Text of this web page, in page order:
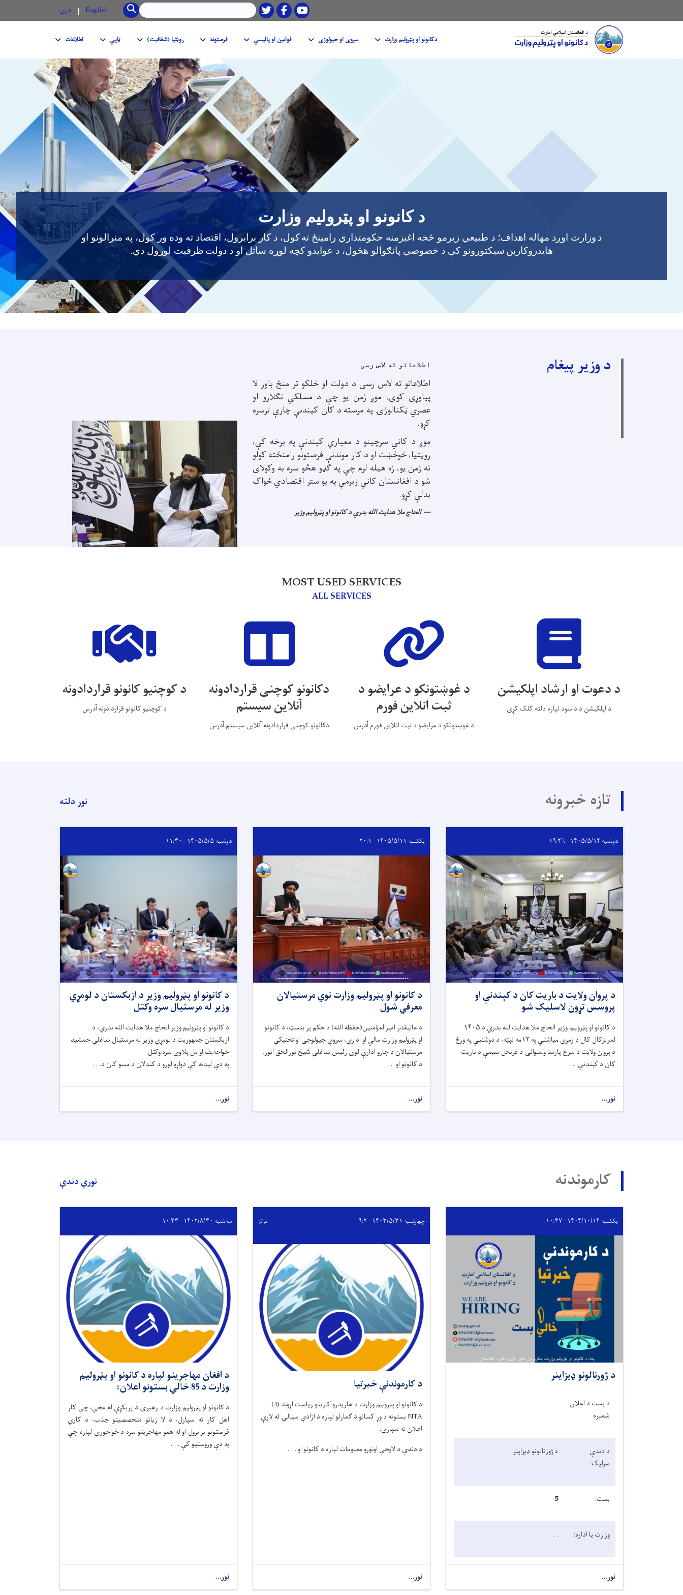
content
Youtube
Facebook
Twitter
لټون SEARCH
English دری
Main navigation دکانونو او پټرولیم وزارت سروی او جیولوژي قوانین او پالیسي فرصتونه روڼتیا (شفافیت) ټاپي اطلاعات
د کانونو او پټرولیم وزارت
د وزارت اوږد مهاله اهداف؛ د طبیعي زیرمو څخه اغیزمنه حکومتداري رامینځ تهکول، د کار برابرول، اقتصاد ته وده ور کول، په منرالونو او
هايدروکاربن سیکتورونو کې د خصوصي پانګوالو هڅول، د عوایدو کچه لوړه ساتل او د دولت ظرفیت لوړول دي.
د وزیر پیغام اطلاعاتو ته لاس رسی
اطلاعاتو ته لاس رسی د دولت او خلکو تر منځ باور لا
پیاوړی کوي، موږ ژمن یو چې د مسلکي تګلارو او
عصري ټکنالوژۍ په مرسته د کان کیندنې چارې ترسره
کړو.
موږ د کاني سرچینو د معیاري کیندنې په برخه کې،
روڼتیا، خوځښت او د کار موندنې فرصتونو رامنځته کولو
ته ژمن یو، زه هیله لرم چې په ګډو هڅو سره به وکولای
شو د افغانستان کاني زېرمې په یو ستر اقتصادي ځواک
بدلې کړو.
الحاج ملا هدایت الله بدري د کانونو او پټرولیم وزیر
MOST USED SERVICES
ALL SERVICES
د دعوت او ارشاد اپلکیشن
د اپلکیشن د دانلود لپاره دلته کلک کړی
د غوښتونکو د عرایضو د
ثبت انلاین فورم
د غوښتونکو د عرایضو د ثبت انلاین فورم آدرس
دکانونو کوچنی قراردادونه
آنلاین سیستم
دکانونو کوچنی قراردادونه آنلاین سیستم آدرس
د کوچنیو کانونو قراردادونه
د کوچنیو کانونو قراردادونه آدرس
تازه خبرونه نور دلته
دوشنبه ۱۴۰۵/۵/۱۲ - ۱۹:۲۶
د پروان ولایت د باریت کان د کېندنې او
پروسس تړون لاسلیک شو
د کانونو او پټرولیم وزیر الحاج ملا هدایت‌الله بدري د ۱۴۰۵
لمریزکال کال د زمري میاشتې په ۱۲مه نېټه، د دوشنبې په ورځ
د پروان ولایت د سرخ پارسا ولسوالۍ د فرنجل سیمې د باریت
کان د کېندنې. . .
نور...
یکشنبه ۱۴۰۵/۵/۱۱ - ۲۰:۱
د کانونو او پټرولیم وزارت نوي مرستیالان
معرفي شول
د عالیقدر امیرالمؤمنین(حفظه الله) د حکم پر بنسټ، د کانونو
او پټرولیم وزارت مالي او اداري، سروې جیولوجي او تخنیکي
مرستیالان د چارو ادارې لوی رئیس ښاغلي شیخ نورالحق انور،
د کانونو او. . .
نور...
دوشنبه ۱۴۰۵/۵/۵ - ۱۱:۳۰
د کانونو او پټرولیم وزیر د ازبکستان د لومړي
وزیر له مرستیال سره وکتل
د کانونو او پټرولیم وزیر الحاج ملا هدایت الله بدري، د
ازبکستان جمهوریت د لومړي وزیر له مرستیال ښاغلي جمشید
خواجه‌یف او مل پلاوي سره وکتل.
په دې لیدنه کې دواړو لورو د کندلان د مسو کان د. . .
نور...
کارموندنه نورې دندې
یکشنبه ۱۴۰۴/۱۰/۱۴ - ۱۰:۳۷
د ژورنالونو ډيزاينر
د بست د اعلان
شمېره
د دندې
سرلیک:
د ژورنالونو ډيزاينر
بست: 5
وزارت یا اداره: . . .
نور...
چهارشنبه ۱۴۰۳/۵/۳۱ - ۹:۲ مرکز
د کارموندنې خبرتیا
د کانونو او پټرولیم وزارت د هاریدرو کاربنو ریاست اړوند (4)
NTAبستونه د وړ کسانو د ګمارلو لپاره د ازادې سیالۍ له لارې
اعلان ته سپاري.
د دندې د لایحې اونورو معلومات لپاره د کانونو او . . .
نور...
سه‌شنبه ۱۴۰۲/۸/۳۰ - ۱۰:۲۳
د افغان مهاجرینو لپاره د کانونو او پټرولیم
وزارت د 85 خالي بستونو اعلان:
د کانونو او پټرولیم وزارت د رهبرۍ د پرېکړې له مخې، چې کار
اهل کار ته سپارل، د لا زیاتو متخصصینو جذب، د کاري
فرصتونو برابرول او له هغو مهاجرینو سره د خواخوږي لپاره چې
په دې وروستیو کې . . .
نور...